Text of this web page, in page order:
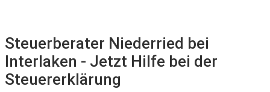
Steuerberater Niederried bei
Interlaken - Jetzt Hilfe bei der
Steuererklärung